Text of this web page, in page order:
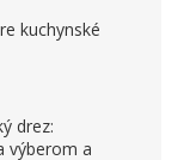
kuchynské
drez:
výberom a